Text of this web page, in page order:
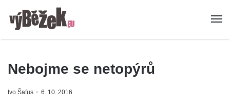
Nebojme se netopýrů
Ivo Šafus 6. 10. 2016